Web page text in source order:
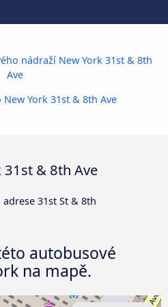
nádraží New York 31st & 8th
Ave
York 31st & 8th Ave
31st & 8th Ave
31st St & 8th
autobusové
na mapě.